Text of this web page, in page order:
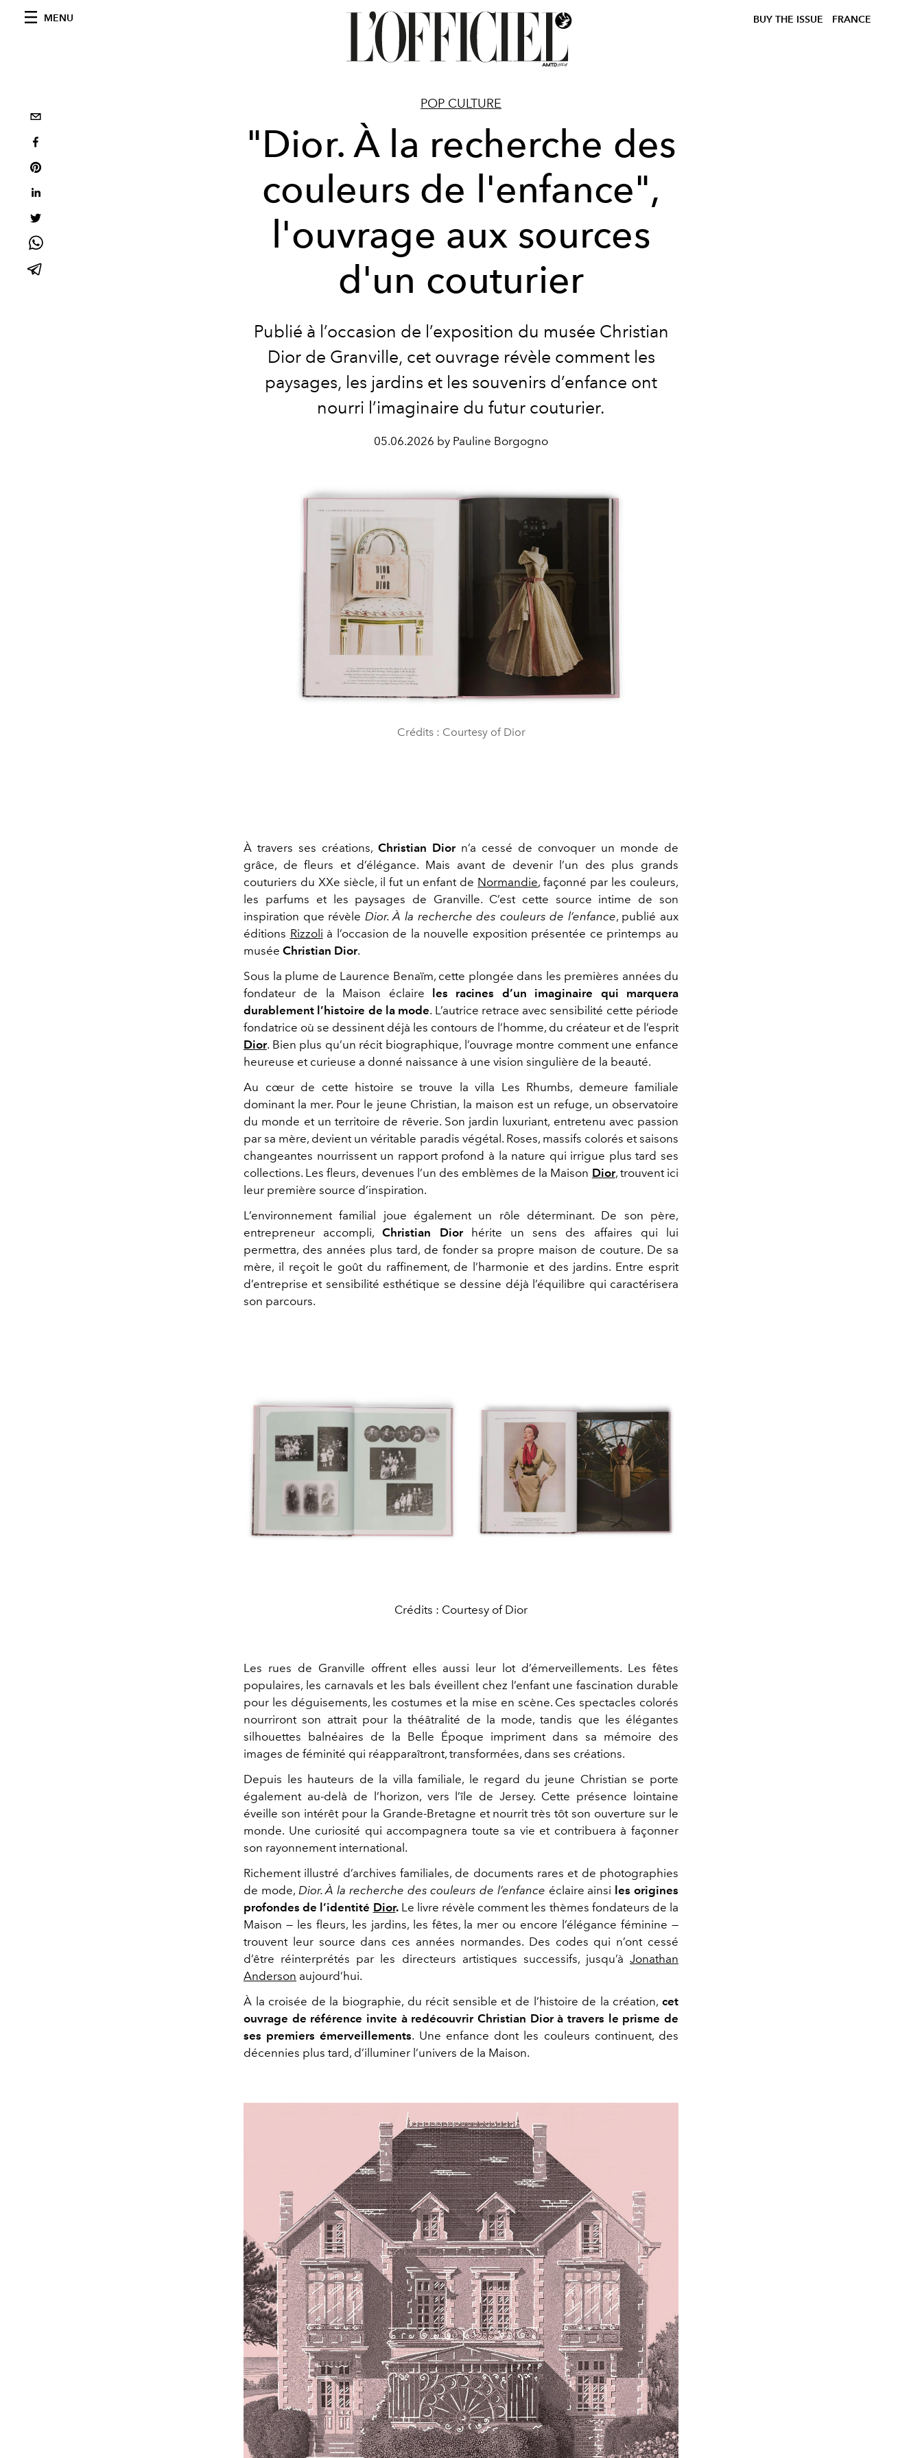
MENU BUY THE ISSUE FRANCE
POP CULTURE
"Dior. À la recherche des
couleurs de l'enfance",
l'ouvrage aux sources
d'un couturier
Publié à l’occasion de l’exposition du musée Christian
Dior de Granville, cet ouvrage révèle comment les
paysages, les jardins et les souvenirs d’enfance ont
nourri l’imaginaire du futur couturier.
05.06.2026 by Pauline Borgogno
Crédits : Courtesy of Dior
À travers ses créations, Christian Dior n’a cessé de convoquer un monde de
grâce, de fleurs et d’élégance. Mais avant de devenir l’un des plus grands
couturiers du XXe siècle, il fut un enfant de Normandie, façonné par les couleurs,
les parfums et les paysages de Granville. C’est cette source intime de son
inspiration que révèle Dior. À la recherche des couleurs de l’enfance, publié aux
éditions Rizzoli à l’occasion de la nouvelle exposition présentée ce printemps au
musée Christian Dior.
Sous la plume de Laurence Benaïm, cette plongée dans les premières années du
fondateur de la Maison éclaire les racines d’un imaginaire qui marquera
durablement l’histoire de la mode. L’autrice retrace avec sensibilité cette période
fondatrice où se dessinent déjà les contours de l’homme, du créateur et de l’esprit
Dior. Bien plus qu’un récit biographique, l’ouvrage montre comment une enfance
heureuse et curieuse a donné naissance à une vision singulière de la beauté.
Au cœur de cette histoire se trouve la villa Les Rhumbs, demeure familiale
dominant la mer. Pour le jeune Christian, la maison est un refuge, un observatoire
du monde et un territoire de rêverie. Son jardin luxuriant, entretenu avec passion
par sa mère, devient un véritable paradis végétal. Roses, massifs colorés et saisons
changeantes nourrissent un rapport profond à la nature qui irrigue plus tard ses
collections. Les fleurs, devenues l’un des emblèmes de la Maison Dior, trouvent ici
leur première source d’inspiration.
L’environnement familial joue également un rôle déterminant. De son père,
entrepreneur accompli,Christian Diorhérite un sens des affaires qui lui
permettra, des années plus tard, de fonder sa propre maison de couture. De sa
mère, il reçoit le goût du raffinement, de l’harmonie et des jardins. Entre esprit
d’entreprise et sensibilité esthétique se dessine déjà l’équilibre qui caractérisera
son parcours.
Crédits : Courtesy of Dior
Les rues de Granville offrent elles aussi leur lot d’émerveillements. Les fêtes
populaires, les carnavals et les bals éveillent chez l’enfant une fascination durable
pour les déguisements, les costumes et la mise en scène. Ces spectacles colorés
nourriront son attrait pour la théâtralité de la mode, tandis que les élégantes
silhouettes balnéaires de la Belle Époque impriment dans sa mémoire des
images de féminité qui réapparaîtront, transformées, dans ses créations.
Depuis les hauteurs de la villa familiale, le regard du jeune Christian se porte
également au-delà de l’horizon, vers l’île de Jersey. Cette présence lointaine
éveille son intérêt pour la Grande-Bretagne et nourrit très tôt son ouverture sur le
monde. Une curiosité qui accompagnera toute sa vie et contribuera à façonner
son rayonnement international.
Richement illustré d’archives familiales, de documents rares et de photographies
de mode, Dior. À la recherche des couleurs de l’enfance éclaire ainsi les origines
profondes de l’identité Dior.Le livre révèle comment les thèmes fondateurs de la
Maison — les fleurs, les jardins, les fêtes, la mer ou encore l’élégance féminine —
trouvent leur source dans ces années normandes. Des codes qui n’ont cessé
d’être réinterprétés par les directeurs artistiques successifs, jusqu’à Jonathan
Anderson aujourd’hui.
À la croisée de la biographie, du récit sensible et de l’histoire de la création, cet
ouvrage de référence invite à redécouvrir Christian Dior à travers le prisme de
ses premiers émerveillements. Une enfance dont les couleurs continuent, des
décennies plus tard, d’illuminer l’univers de la Maison.